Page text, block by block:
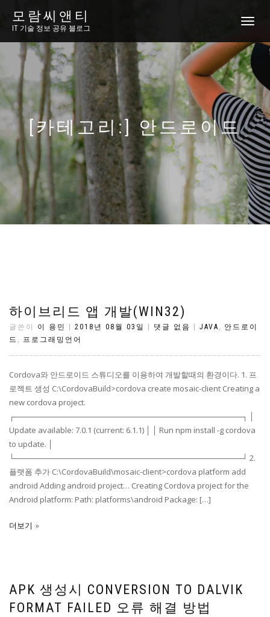
모람씨앤티
IT 기술 정보 공유 블로그
토
내
비
게
이
션
[카테고리:]안드로이드
하이브리드 앱 개발(WIN32)
글쓴이 이 용민 2018년 08월 03일 댓글 없음 JAVA , 안드로이
드 , 프로그래밍언어
Cordova와 안드로이드 스튜디오를 이용하여 개발할때의 환경이다. 1. 프
로젝트 생성 C:\CordovaBuild>cordova create mosaic-client Creating a
new cordova project.
┌──────────────────────────────────────────┐ │
Update available: 7.0.1 (current: 6.1.1) │ │ Run npm install -g cordova
to update. │
└──────────────────────────────────────────┘ 2.
플랫폼 추가 C:\CordovaBuild\mosaic-client>cordova platform add
android Adding android project… Creating Cordova project for the
Android platform: Path: platforms\android Package: […]
더보기
APK 생성시 CONVERSION TO DALVIK
FORMAT FAILED 오류 해결 방법